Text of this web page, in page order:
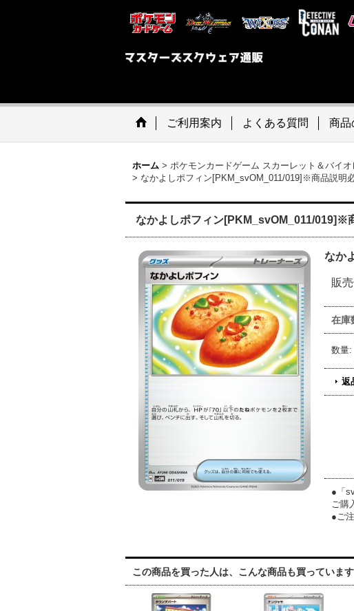
ご利用案内 よくある質問 商品
ホーム > ポケモンカードゲーム スカーレット＆バイ
> なかよしポフィン[PKM_svOM_011/019]※商品説明
なかよしポフィン[PKM_svOM_011/019]※
なか
販
在庫
数量:
返
●「
ご購
●ご
この商品を買った人は、こんな商品も買っています